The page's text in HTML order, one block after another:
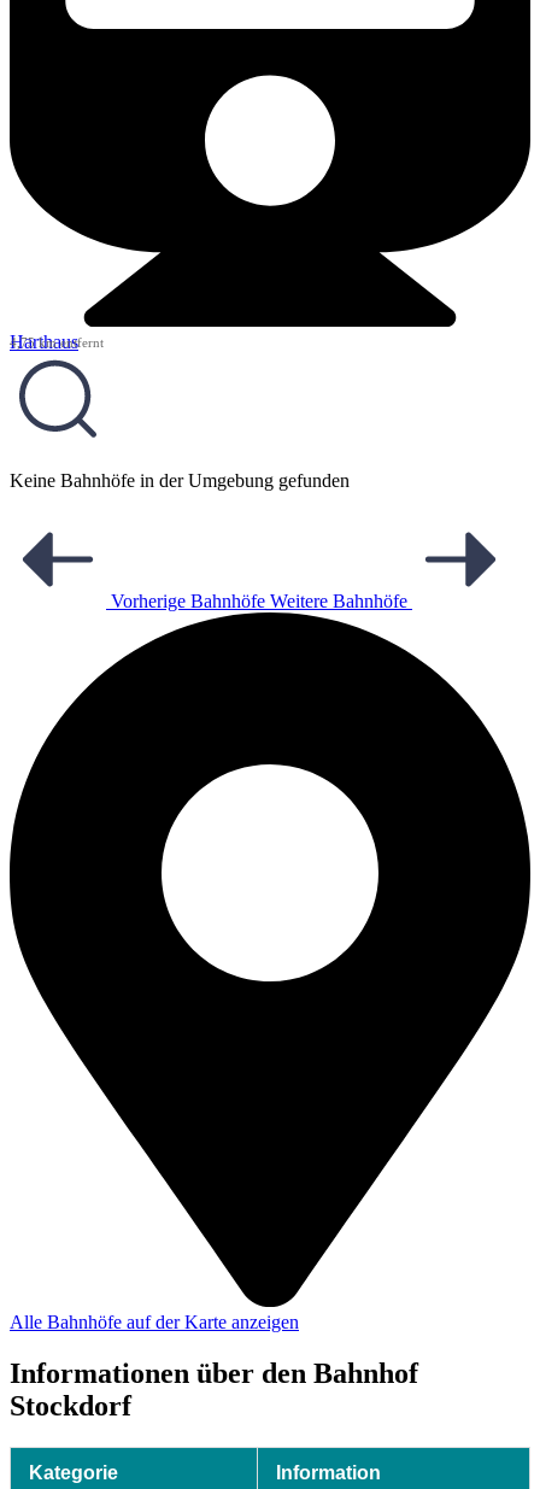
Harthaus
4,75 km entfernt
Keine Bahnhöfe in der Umgebung gefunden
Vorherige Bahnhöfe Weitere Bahnhöfe
Alle Bahnhöfe auf der Karte anzeigen
Informationen über den Bahnhof
Stockdorf
Kategorie Information